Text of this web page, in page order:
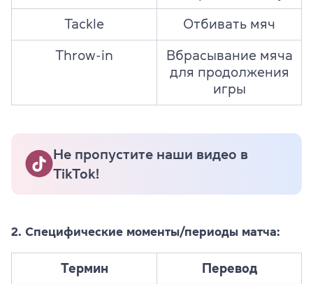
Tackle Отбивать мяч
Throw-in
Вбрасывание мяча
для продолжения
игры
Не пропустите наши видео в
TikTok!
2. Специфические моменты/периоды матча:
Термин Перевод